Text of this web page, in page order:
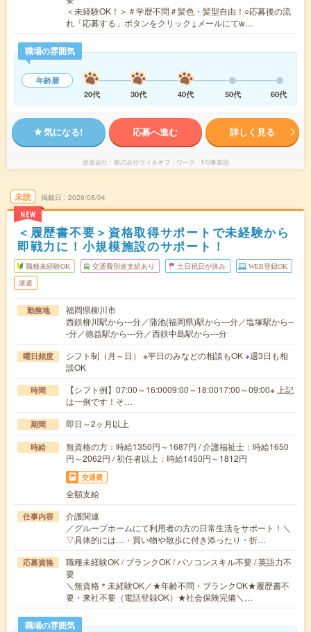
＜未経験OK！＞＃学歴不問＃髪色・髪型自由！○応募後の流
れ「応募する」ボタンをクリック↓メールにてw…
職場の雰囲気
年齢層
20代
30代 40代 50代 60代
気になる! 応募へ進む 詳しく見る
派遣会社 株式会社ウィルオブ・ワーク FO事業部
未読
NEW
掲載日 2026/08/04
＜履歴書不要＞資格取得サポートで未経験から
即戦力に！小規模施設のサポート！
職種未経験OK 交通費別途支給あり 土日祝日が休み WEB登録OK
派遣
勤務地
福岡県柳川市
西鉄柳川駅から---分／蒲池(福岡県)駅から---分／塩塚駅から--
-分／徳益駅から---分／西鉄中島駅から---分
曜日頻度
シフト制（月～日） ※平日のみなどの相談もOK ※週3日も相
談OK
時間
【シフト例】07:00～16:0009:00～18:0017:00～09:00※ 上記
は一例です！そ…
期間 即日～2ヶ月以上
時給
無資格の方：時給1350円～1687円 / 介護福祉士：時給1650
円～2062円 / 初任者以上：時給1450円～1812円
交通費
全額支給
仕事内容
介護関連
／グループホームにて利用者の方の日常生活をサポート！＼
▽具体的には…・買い物や散歩に付き添ったり・折…
応募資格
職種未経験OK / ブランクOK / パソコンスキル不要 / 英語力不
要
＼無資格＊未経験OK／★年齢不問・ブランクOK★履歴書不
要・来社不要（電話登録OK）★社会保険完備＼…
職場の雰囲気